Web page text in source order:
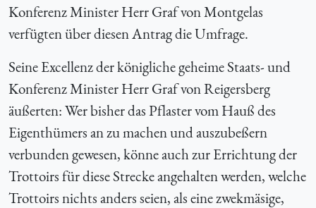
Konferenz Minister Herr Graf von Montgelas
verfügten über diesen Antrag die Umfrage.
Seine Excellenz der königliche geheime Staats- und
Konferenz Minister Herr Graf von Reigersberg
äußerten: Wer bisher das Pflaster vom Hauß des
Eigenthümers an zu machen und auszubeßern
verbunden gewesen, könne auch zur Errichtung der
Trottoirs für diese Strecke angehalten werden, welche
Trottoirs nichts anders seien, als eine zwekmäsige,